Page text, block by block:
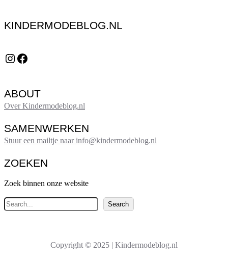
KINDERMODEBLOG.NL
Instagram Facebook
ABOUT
Over Kindermodeblog.nl
SAMENWERKEN
Stuur een mailtje naar info@kindermodeblog.nl
ZOEKEN
Zoek binnen onze website
Z
o
e
Search
Copyright © 2025 | Kindermodeblog.nl